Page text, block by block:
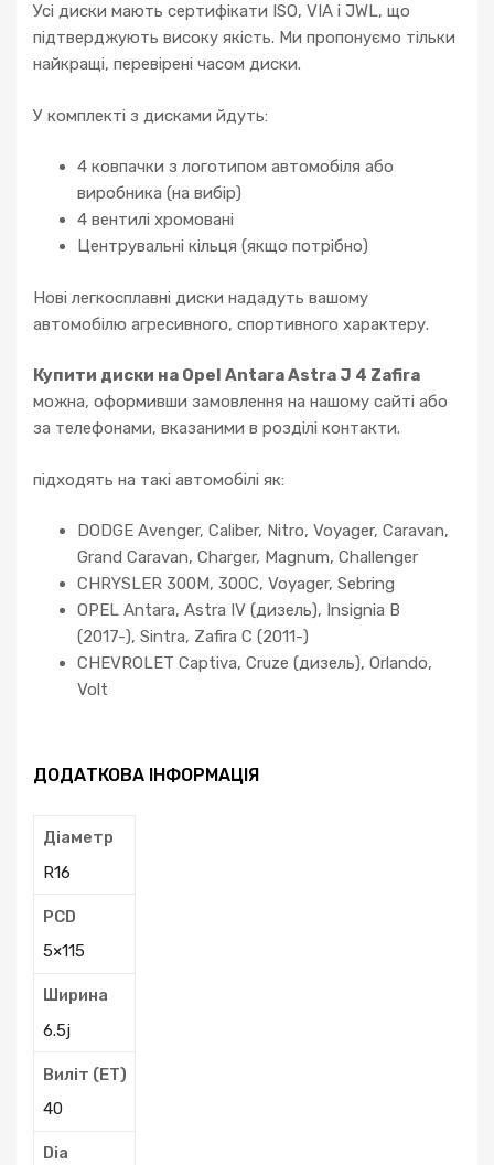
Усі диски мають сертифікати ISO, VIA і JWL, що
підтверджують високу якість. Ми пропонуємо тільки
найкращі, перевірені часом диски.
У комплекті з дисками йдуть:
4 ковпачки з логотипом автомобіля або
виробника (на вибір)
4 вентилі хромовані
Центрувальні кільця (якщо потрібно)
Нові легкосплавні диски нададуть вашому
автомобілю агресивного, спортивного характеру.
Купити диски на Opel Antara Astra J 4 Zafira
можна, оформивши замовлення на нашому сайті або
за телефонами, вказаними в розділі контакти.
підходять на такі автомобілі як:
DODGE Avenger, Caliber, Nitro, Voyager, Caravan,
Grand Caravan, Charger, Magnum, Challenger
CHRYSLER 300M, 300C, Voyager, Sebring
OPEL Antara, Astra IV (дизель), Insignia B
(2017-), Sintra, Zafira C (2011-)
CHEVROLET Captiva, Cruze (дизель), Orlando,
Volt
ДОДАТКОВА ІНФОРМАЦІЯ
Діаметр
R16
PCD
5×115
Ширина
6.5j
Виліт (ЕТ)
40
Dia